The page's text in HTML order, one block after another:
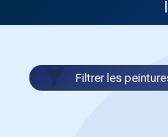
Filtrer les